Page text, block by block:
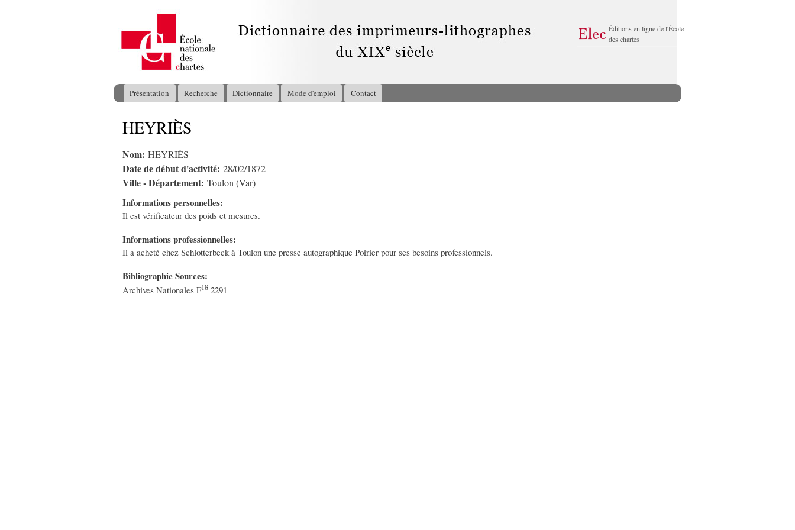
principal
Éditions en ligne de l'École
des chartes
Menu principal
Présentation Recherche Dictionnaire Mode d'emploi Contact
Vous êtes ici
HEYRIÈS
Nom: HEYRIÈS
Date de début d'activité: 28/02/1872
Ville - Département: Toulon (Var)
Informations personnelles:
Il est vérificateur des poids et mesures.
Informations professionnelles:
Il a acheté chez Schlotterbeck à Toulon une presse autographique Poirier pour ses besoins professionnels.
Bibliographie Sources:
Archives Nationales F18 2291